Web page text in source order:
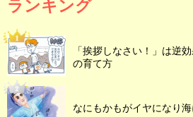
ランキング
「挨拶しなさい！」は逆
の育て方
なにもかもがイヤになり